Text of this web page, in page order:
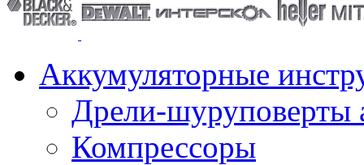
Аккумуляторные
Дрели-шуруповерты
Компрессоры